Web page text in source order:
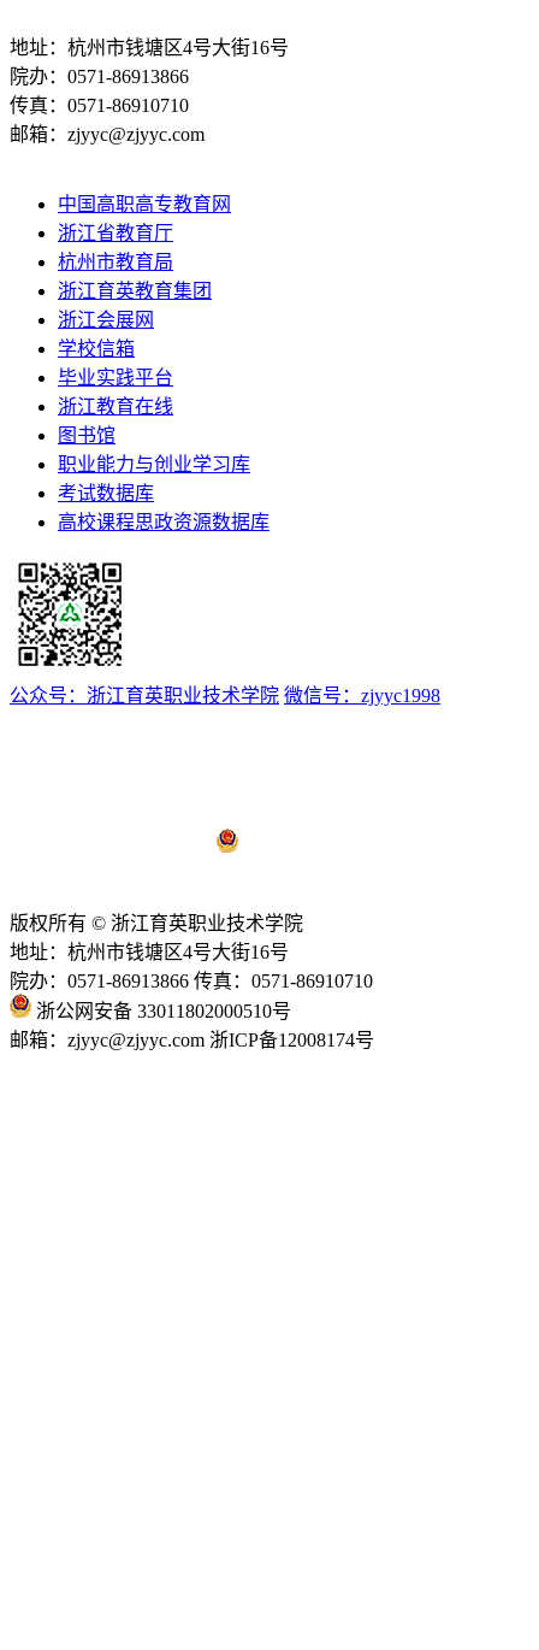
地址：杭州市钱塘区4号大街16号
院办：0571-86913866
传真：0571-86910710
邮箱：zjyyc@zjyyc.com
中国高职高专教育网
浙江省教育厅
杭州市教育局
浙江育英教育集团
浙江会展网
学校信箱
毕业实践平台
浙江教育在线
图书馆
职业能力与创业学习库
考试数据库
高校课程思政资源数据库
公众号：浙江育英职业技术学院 微信号：zjyyc1998
版权所有 © 浙江育英职业技术学院
地址：杭州市钱塘区4号大街16号
院办：0571-86913866 传真：0571-86910710
浙公网安备 33011802000510号
邮箱：zjyyc@zjyyc.com 浙ICP备12008174号